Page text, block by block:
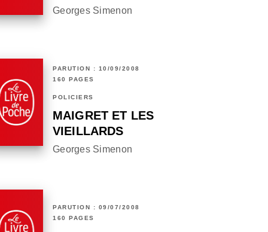
Georges Simenon
PARUTION : 10/09/2008
160 PAGES
POLICIERS
MAIGRET ET LES
VIEILLARDS
Georges Simenon
PARUTION : 09/07/2008
160 PAGES